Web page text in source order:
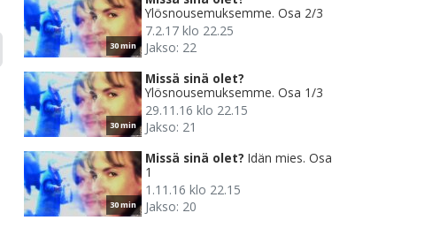
30 min
Ylösnousemuksemme. Osa 2/3
7.2.17 klo 22.25
Jakso: 22
30 min
Missä sinä olet?
Ylösnousemuksemme. Osa 1/3
29.11.16 klo 22.15
Jakso: 21
30 min
Missä sinä olet? Idän mies. Osa
1
1.11.16 klo 22.15
Jakso: 20